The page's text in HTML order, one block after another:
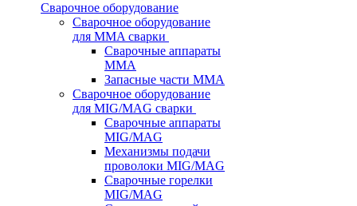
Сварочное оборудование
Сварочное оборудование
для MMA сварки
Сварочные аппараты
MMA
Запасные части MMA
Сварочное оборудование
для MIG/MAG сварки
Сварочные аппараты
MIG/MAG
Механизмы подачи
проволоки MIG/MAG
Сварочные горелки
MIG/MAG